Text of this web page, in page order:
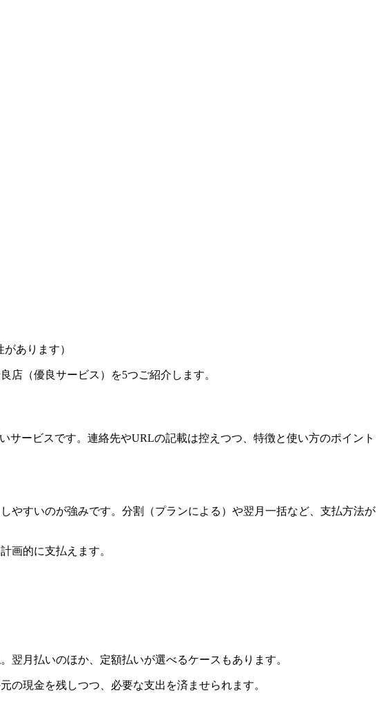
あります）
店（優良サービス）を5つご紹介します。
ービスです。連絡先やURLの記載は控えつつ、特徴と使い方のポイント
やすいのが強みです。分割（プランによる）や翌月一括など、支払方法が
画的に支払えます。
月払いのほか、定額払いが選べるケースもあります。
現金を残しつつ、必要な支出を済ませられます。